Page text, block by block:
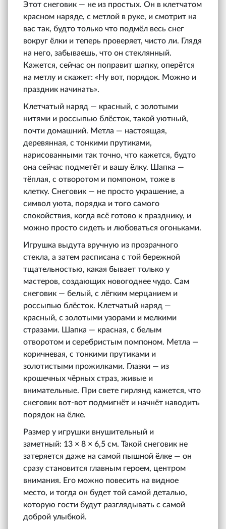
Этот снеговик — не из простых. Он в клетчатом
красном наряде, с метлой в руке, и смотрит на
вас так, будто только что подмёл весь снег
вокруг ёлки и теперь проверяет, чисто ли. Глядя
на него, забываешь, что он стеклянный.
Кажется, сейчас он поправит шапку, оперётся
на метлу и скажет: «Ну вот, порядок. Можно и
праздник начинать».
Клетчатый наряд — красный, с золотыми
нитями и россыпью блёсток, такой уютный,
почти домашний. Метла — настоящая,
деревянная, с тонкими прутиками,
нарисованными так точно, что кажется, будто
она сейчас подметёт и вашу ёлку. Шапка —
тёплая, с отворотом и помпоном, тоже в
клетку. Снеговик — не просто украшение, а
символ уюта, порядка и того самого
спокойствия, когда всё готово к празднику, и
можно просто сидеть и любоваться огоньками.
Игрушка выдута вручную из прозрачного
стекла, а затем расписана с той бережной
тщательностью, какая бывает только у
мастеров, создающих новогоднее чудо. Сам
снеговик — белый, с лёгким мерцанием и
россыпью блёсток. Клетчатый наряд —
красный, с золотыми узорами и мелкими
стразами. Шапка — красная, с белым
отворотом и серебристым помпоном. Метла —
коричневая, с тонкими прутиками и
золотистыми прожилками. Глазки — из
крошечных чёрных страз, живые и
внимательные. При свете гирлянд кажется, что
снеговик вот-вот подмигнёт и начнёт наводить
порядок на ёлке.
Размер у игрушки внушительный и
заметный: 13 × 8 × 6,5 см. Такой снеговик не
затеряется даже на самой пышной ёлке — он
сразу становится главным героем, центром
внимания. Его можно повесить на видное
место, и тогда он будет той самой деталью,
которую гости будут разглядывать с самой
доброй улыбкой.